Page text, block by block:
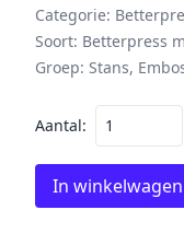
Categorie:
Soort: Betterpress
Groep: Stans,
Aantal:
In winkelwagen